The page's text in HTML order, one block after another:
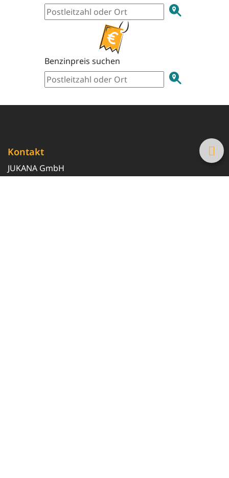
Benzinpreis suchen
Kontakt
JUKANA GmbH